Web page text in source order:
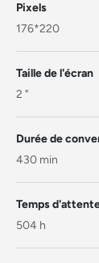
Pixels
176*220
Taille de l'écran
2 "
Durée de
430 min
Temps
504 h